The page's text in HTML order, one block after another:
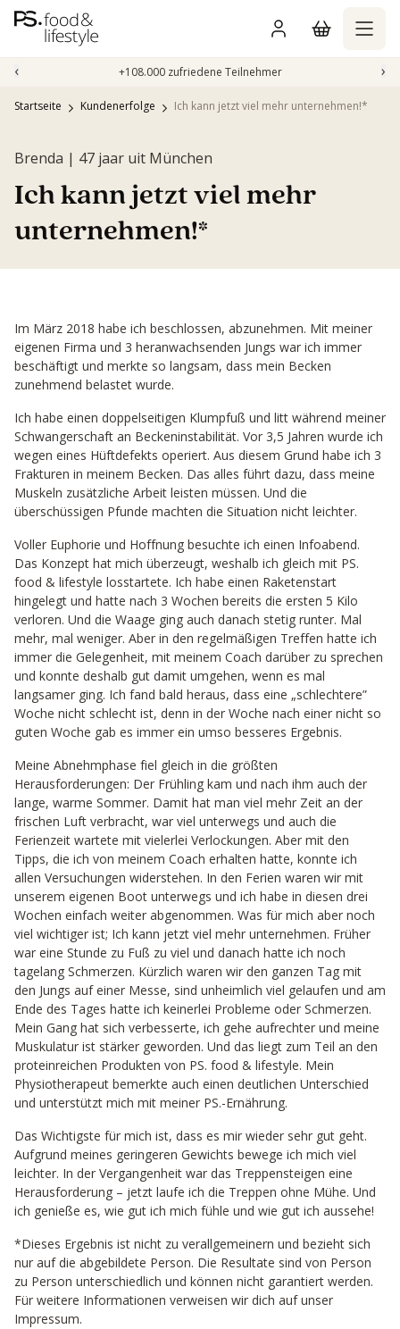
Zum
Inhalt
springen
‹ +108.000 zufriedene Teilnehmer ›
Startseite Kundenerfolge Ich kann jetzt viel mehr unternehmen!*
Brenda | 47 jaar uit München
Ich kann jetzt viel mehr
unternehmen!*
Im März 2018 habe ich beschlossen, abzunehmen. Mit meiner
eigenen Firma und 3 heranwachsenden Jungs war ich immer
beschäftigt und merkte so langsam, dass mein Becken
zunehmend belastet wurde.
Ich habe einen doppelseitigen Klumpfuß und litt während meiner
Schwangerschaft an Beckeninstabilität. Vor 3,5 Jahren wurde ich
wegen eines Hüftdefekts operiert. Aus diesem Grund habe ich 3
Frakturen in meinem Becken. Das alles führt dazu, dass meine
Muskeln zusätzliche Arbeit leisten müssen. Und die
überschüssigen Pfunde machten die Situation nicht leichter.
Voller Euphorie und Hoffnung besuchte ich einen Infoabend.
Das Konzept hat mich überzeugt, weshalb ich gleich mit PS.
food & lifestyle losstartete. Ich habe einen Raketenstart
hingelegt und hatte nach 3 Wochen bereits die ersten 5 Kilo
verloren. Und die Waage ging auch danach stetig runter. Mal
mehr, mal weniger. Aber in den regelmäßigen Treffen hatte ich
immer die Gelegenheit, mit meinem Coach darüber zu sprechen
und konnte deshalb gut damit umgehen, wenn es mal
langsamer ging. Ich fand bald heraus, dass eine „schlechtere”
Woche nicht schlecht ist, denn in der Woche nach einer nicht so
guten Woche gab es immer ein umso besseres Ergebnis.
Meine Abnehmphase fiel gleich in die größten
Herausforderungen: Der Frühling kam und nach ihm auch der
lange, warme Sommer. Damit hat man viel mehr Zeit an der
frischen Luft verbracht, war viel unterwegs und auch die
Ferienzeit wartete mit vielerlei Verlockungen. Aber mit den
Tipps, die ich von meinem Coach erhalten hatte, konnte ich
allen Versuchungen widerstehen. In den Ferien waren wir mit
unserem eigenen Boot unterwegs und ich habe in diesen drei
Wochen einfach weiter abgenommen. Was für mich aber noch
viel wichtiger ist; Ich kann jetzt viel mehr unternehmen. Früher
war eine Stunde zu Fuß zu viel und danach hatte ich noch
tagelang Schmerzen. Kürzlich waren wir den ganzen Tag mit
den Jungs auf einer Messe, sind unheimlich viel gelaufen und am
Ende des Tages hatte ich keinerlei Probleme oder Schmerzen.
Mein Gang hat sich verbesserte, ich gehe aufrechter und meine
Muskulatur ist stärker geworden. Und das liegt zum Teil an den
proteinreichen Produkten von PS. food & lifestyle. Mein
Physiotherapeut bemerkte auch einen deutlichen Unterschied
und unterstützt mich mit meiner PS.-Ernährung.
Das Wichtigste für mich ist, dass es mir wieder sehr gut geht.
Aufgrund meines geringeren Gewichts bewege ich mich viel
leichter. In der Vergangenheit war das Treppensteigen eine
Herausforderung – jetzt laufe ich die Treppen ohne Mühe. Und
ich genieße es, wie gut ich mich fühle und wie gut ich aussehe!
*Dieses Ergebnis ist nicht zu verallgemeinern und bezieht sich
nur auf die abgebildete Person. Die Resultate sind von Person
zu Person unterschiedlich und können nicht garantiert werden.
Für weitere Informationen verweisen wir dich auf unser
Impressum.